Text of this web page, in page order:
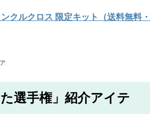
クルクロス 限定キット（送料無料・
選手権」紹介アイテ